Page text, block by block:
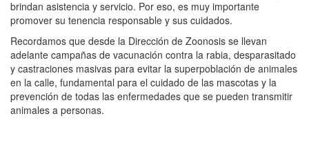
brindan asistencia y servicio. Por eso, es muy importante
promover su tenencia responsable y sus cuidados.
Recordamos que desde la Dirección de Zoonosis se llevan
adelante campañas de vacunación contra la rabia, desparasitado
y castraciones masivas para evitar la superpoblación de animales
en la calle, fundamental para el cuidado de las mascotas y la
prevención de todas las enfermedades que se pueden transmitir
animales a personas.